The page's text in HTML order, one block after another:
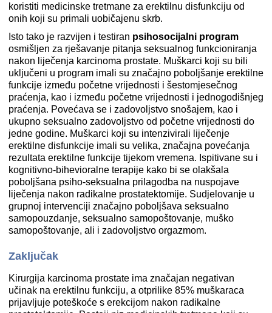
koristiti medicinske tretmane za erektilnu disfunkciju od
onih koji su primali uobičajenu skrb.
Isto tako je razvijen i testiran psihosocijalni program
osmišljen za rješavanje pitanja seksualnog funkcioniranja
nakon liječenja karcinoma prostate. Muškarci koji su bili
uključeni u program imali su značajno poboljšanje erektilne
funkcije između početne vrijednosti i šestomjesečnog
praćenja, kao i između početne vrijednosti i jednogodišnjeg
praćenja. Povećava se i zadovoljstvo snošajem, kao i
ukupno seksualno zadovoljstvo od početne vrijednosti do
jedne godine. Muškarci koji su intenzivirali liječenje
erektilne disfunkcije imali su velika, značajna povećanja
rezultata erektilne funkcije tijekom vremena. Ispitivane su i
kognitivno-bihevioralne terapije kako bi se olakšala
poboljšana psiho-seksualna prilagodba na nuspojave
liječenja nakon radikalne prostatektomije. Sudjelovanje u
grupnoj intervenciji značajno poboljšava seksualno
samopouzdanje, seksualno samopoštovanje, muško
samopoštovanje, ali i zadovoljstvo orgazmom.
Zaključak
Kirurgija karcinoma prostate ima značajan negativan
učinak na erektilnu funkciju, a otprilike 85% muškaraca
prijavljuje poteškoće s erekcijom nakon radikalne